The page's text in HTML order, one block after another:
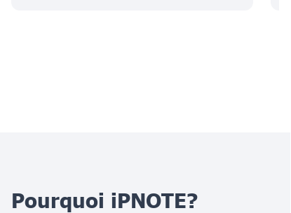
Pourquoi iPNOTE?